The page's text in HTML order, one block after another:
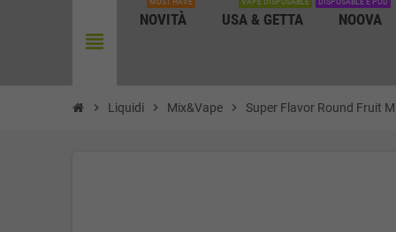
view_headline
NOVITÀ USA & GETTA NOOVA
chevron_right Liquidi chevron_right Mix&Vape chevron_right Super Flavor Round Fruit